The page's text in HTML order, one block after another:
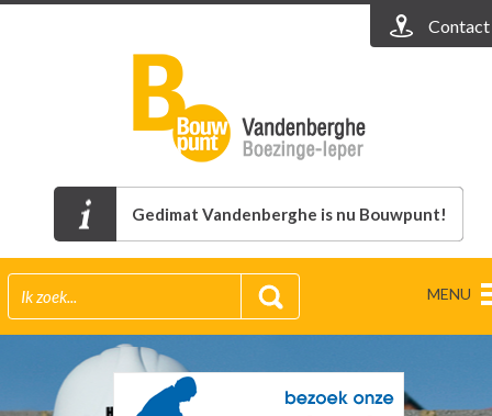
Contact
Gedimat Vandenberghe is nu Bouwpunt!
MENU